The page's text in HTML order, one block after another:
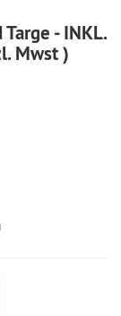
- INKL.
Mwst )